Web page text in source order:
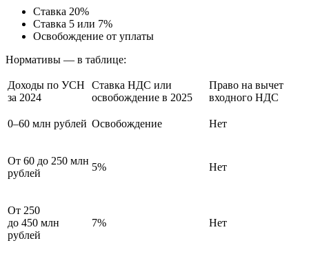
Ставка 20%
Ставка 5 или 7%
Освобождение от уплаты
Нормативы — в таблице:
Доходы по УСН
за 2024
Ставка НДС или
освобождение в 2025
Право на вычет
входного НДС
0–60 млн рублей Освобождение Нет
От 60 до 250 млн
рублей
5% Нет
От 250
до 450 млн
рублей
7% Нет